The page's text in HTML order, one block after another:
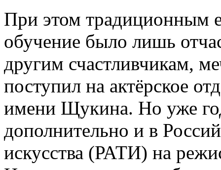
При этом традиционным
обучение было лишь
другим счастливчикам,
поступил на актёрское
имени Щукина. Но уже
дополнительно и в
искусства (РАТИ) на